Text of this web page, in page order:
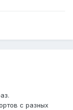
с разных